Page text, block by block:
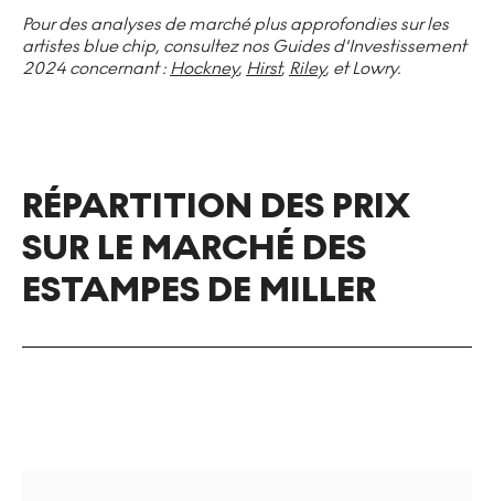
Pour des analyses de marché plus approfondies sur les
artistes blue chip, consultez nos Guides d'Investissement
2024 concernant : Hockney, Hirst, Riley, et Lowry.
RÉPARTITION DES PRIX
SUR LE MARCHÉ DES
ESTAMPES DE MILLER